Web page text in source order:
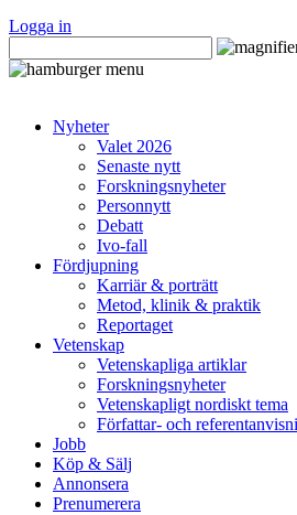
Logga in
Nyheter
Valet 2026
Senaste nytt
Forskningsnyheter
Personnytt
Debatt
Ivo-fall
Fördjupning
Karriär & porträtt
Metod, klinik & praktik
Reportaget
Vetenskap
Vetenskapliga artiklar
Forskningsnyheter
Vetenskapligt nordiskt tema
Författar- och
Jobb
Köp & Sälj
Annonsera
Prenumerera